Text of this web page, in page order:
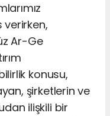
verirken,
Ar-Ge
konusu,
şirketlerin ve
ilişkili bir